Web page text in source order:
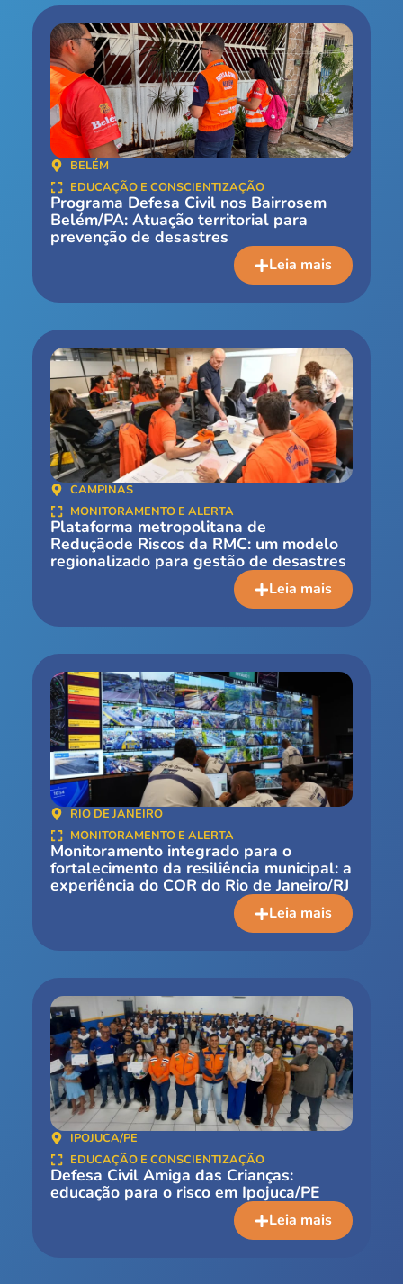
BELÉM
EDUCAÇÃO E CONSCIENTIZAÇÃO
Programa Defesa Civil nos Bairrosem
Belém/PA: Atuação territorial para
prevenção de desastres
Leia mais
CAMPINAS
MONITORAMENTO E ALERTA
Plataforma metropolitana de
Reduçãode Riscos da RMC: um modelo
regionalizado para gestão de desastres
Leia mais
RIO DE JANEIRO
MONITORAMENTO E ALERTA
Monitoramento integrado para o
fortalecimento da resiliência municipal: a
experiência do COR do Rio de Janeiro/RJ
Leia mais
IPOJUCA/PE
EDUCAÇÃO E CONSCIENTIZAÇÃO
Defesa Civil Amiga das Crianças:
educação para o risco em Ipojuca/PE
Leia mais